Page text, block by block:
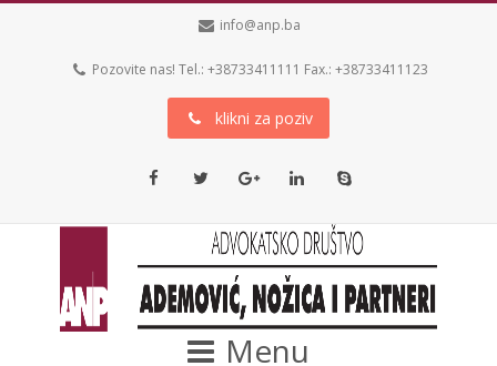
info@anp.ba
Pozovite nas! Tel.: +38733411111 Fax.: +38733411123
klikni za poziv
Skype
Menu